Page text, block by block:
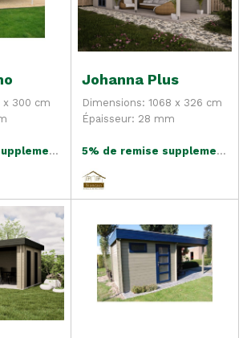
x 300 cm
Johanna Plus
Dimensions: 1068 x 326 cm
Épaisseur: 28 mm
5% de remise supplementaire